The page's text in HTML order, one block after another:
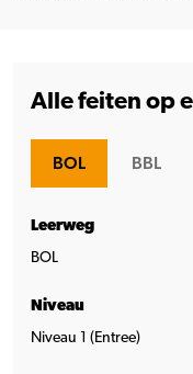
Alle feiten op
BOL BBL
Leerweg
BOL
Niveau
Niveau 1 (Entree)